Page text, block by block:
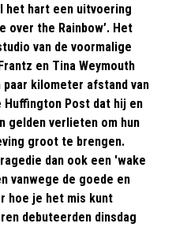
het hart een uitvoering
over the Rainbow’. Het
van de voormalige
en Tina Weymouth
kilometer afstand van
Post dat hij en
gelden verlieten om hun
groot te brengen.
dan ook een 'wake
vanwege de goede en
hoe je het mis kunt
debuteerden dinsdag